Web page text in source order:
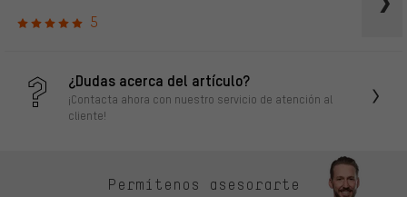
5
¿Dudas acerca del artículo?
¡Contacta ahora con nuestro servicio de atención al
cliente!
Permítenos asesorarte